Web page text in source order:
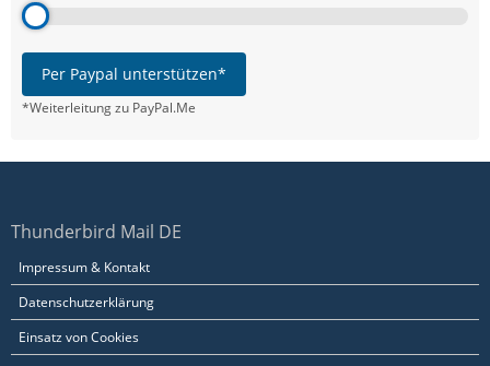
Per Paypal unterstützen*
*Weiterleitung zu PayPal.Me
Thunderbird Mail DE
Impressum & Kontakt
Datenschutzerklärung
Einsatz von Cookies